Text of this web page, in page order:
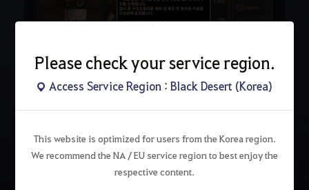
Please check your service region.
Access Service Region : Black Desert (Korea)
This website is optimized for users from the Korea region.
We recommend the NA / EU service region to best enjoy the
respective content.